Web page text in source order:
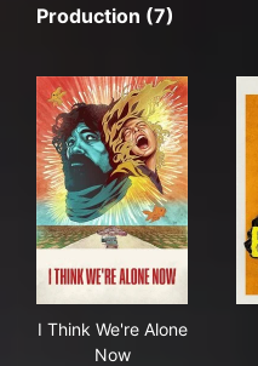
Production (7)
I Think We're Alone
Now